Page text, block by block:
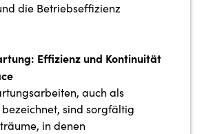
die Betriebseffizienz
Effizienz und Kontinuität
auch als
sind sorgfältig
in denen